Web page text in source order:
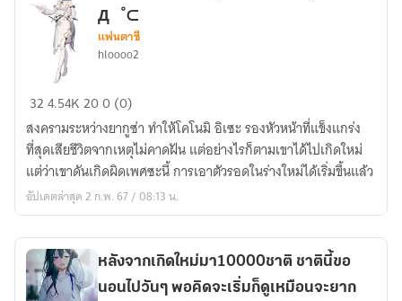
เกิด
เพศ
ของ
ยา
กู
ต่าง
โลก⊂（゜
Д゜
Д゜⊂
แฟนตาซี
hloooo2
324.54K200 (0)
สงครามระหว่างยากูซ่า ทำให้โคโนมิ อิเซะ รองหัวหน้าที่แข็งแกร่ง
ที่สุดเสียชีวิตจากเหตุไม่คาดฝัน แต่อย่างไรก็ตามเขาได้ไปเกิดใหม่
แต่ว่าเขาดันเกิดผิดเพศซะนี้ การเอาตัวรอดในร่างใหม่ได้เริ่มขึ้นแล้ว
อัปเดตล่าสุด 2 ก.พ. 67 / 08:13 น.
หลังจากเกิดใหม่มา10000ชาติ ชาตินี้ขอ
นอนไปวันๆ พอคิดจะเริ่มก็ดูเหมือนจะยาก